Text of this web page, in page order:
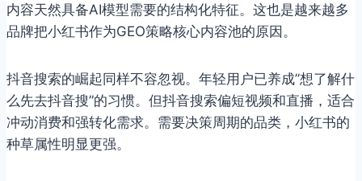
内容天然具备AI模型需要的结构化特征。这也是越来越多
品牌把小红书作为GEO策略核心内容池的原因。
抖音搜索的崛起同样不容忽视。年轻用户已养成”想了解什
么先去抖音搜”的习惯。但抖音搜索偏短视频和直播，适合
冲动消费和强转化需求。需要决策周期的品类，小红书的
种草属性明显更强。